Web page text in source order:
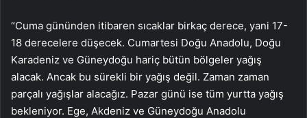
“Cuma gününden itibaren sıcaklar birkaç derece, yani 17-
18 derecelere düşecek. Cumartesi Doğu Anadolu, Doğu
Karadeniz ve Güneydoğu hariç bütün bölgeler yağış
alacak. Ancak bu sürekli bir yağış değil. Zaman zaman
parçalı yağışlar alacağız. Pazar günü ise tüm yurtta yağış
bekleniyor. Ege, Akdeniz ve Güneydoğu Anadolu